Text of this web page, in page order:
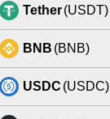
Tether (USDT)
BNB (BNB)
USDC (USDC)